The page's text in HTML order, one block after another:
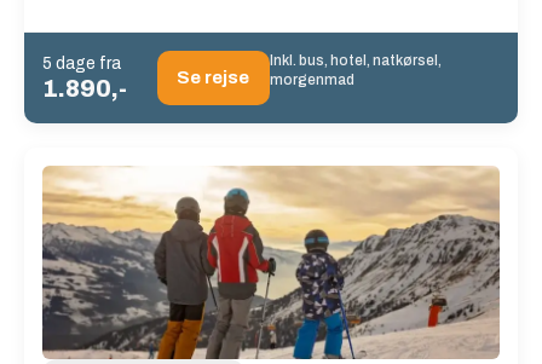
5 dage fra
1.890,- Se rejse
Inkl. bus, hotel, natkørsel,
morgenmad